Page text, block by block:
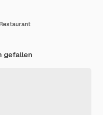
gefallen